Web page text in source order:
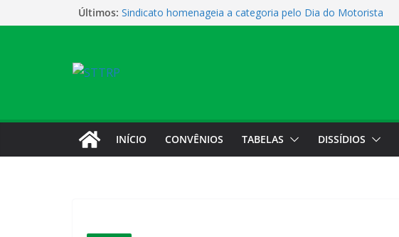
Últimos: Sindicato homenageia a categoria pelo Dia do Motorista
Sindicato realiza assembleia para orientar cobradores sobre
Sindicato amplia parceria com laboratório
INÍCIO
CONVÊNIOS TABELAS DISSÍDIOS